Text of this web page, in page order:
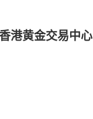
港黄金交易中心